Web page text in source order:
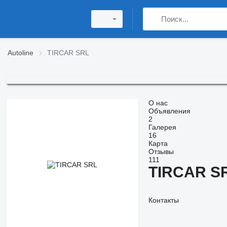
Autoline TIRCAR SRL
О нас
Объявления
2
Галерея
16
Карта
Отзывы
111
TIRCAR
Контакты